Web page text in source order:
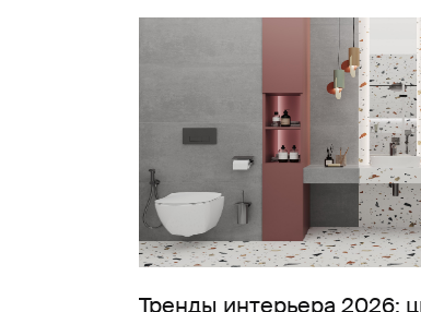
Тренды интерьера 2026: